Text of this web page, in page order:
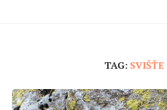
TAG: SVIŠŤE